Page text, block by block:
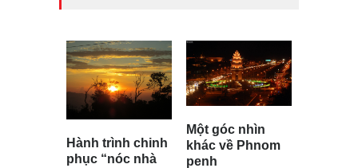
Hành trình chinh
phục “nóc nhà
Một góc nhìn
khác về Phnom
penh